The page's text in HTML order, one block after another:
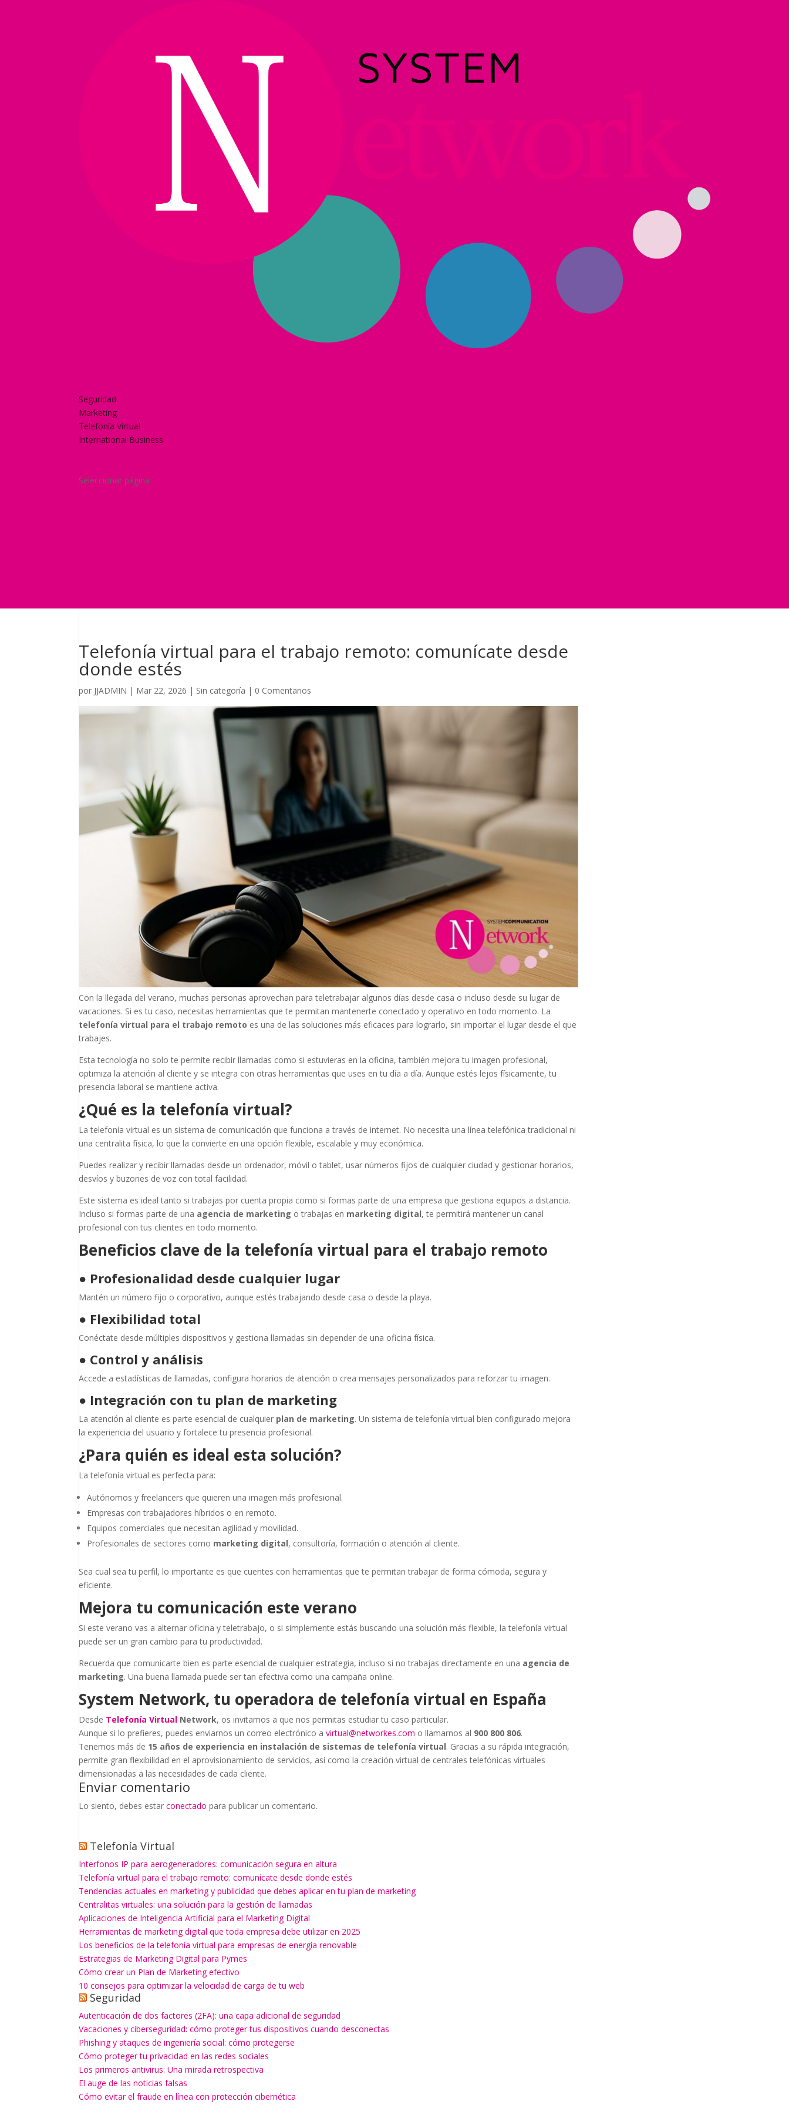
Seguridad
Marketing
Telefonía Virtual
International Business
Seleccionar página
Telefonía virtual para el trabajo remoto: comunícate desde
donde estés
por JJADMIN | Mar 22, 2026 | Sin categoría | 0 Comentarios
Con la llegada del verano, muchas personas aprovechan para teletrabajar algunos días desde casa o incluso desde su lugar de
vacaciones. Si es tu caso, necesitas herramientas que te permitan mantenerte conectado y operativo en todo momento. La
telefonía virtual para el trabajo remoto es una de las soluciones más eficaces para lograrlo, sin importar el lugar desde el que
trabajes.
Esta tecnología no solo te permite recibir llamadas como si estuvieras en la oficina, también mejora tu imagen profesional,
optimiza la atención al cliente y se integra con otras herramientas que uses en tu día a día. Aunque estés lejos físicamente, tu
presencia laboral se mantiene activa.
¿Qué es la telefonía virtual?
La telefonía virtual es un sistema de comunicación que funciona a través de internet. No necesita una línea telefónica tradicional ni
una centralita física, lo que la convierte en una opción flexible, escalable y muy económica.
Puedes realizar y recibir llamadas desde un ordenador, móvil o tablet, usar números fijos de cualquier ciudad y gestionar horarios,
desvíos y buzones de voz con total facilidad.
Este sistema es ideal tanto si trabajas por cuenta propia como si formas parte de una empresa que gestiona equipos a distancia.
Incluso si formas parte de una agencia de marketing o trabajas en marketing digital, te permitirá mantener un canal
profesional con tus clientes en todo momento.
Beneficios clave de la telefonía virtual para el trabajo remoto
● Profesionalidad desde cualquier lugar
Mantén un número fijo o corporativo, aunque estés trabajando desde casa o desde la playa.
● Flexibilidad total
Conéctate desde múltiples dispositivos y gestiona llamadas sin depender de una oficina física.
● Control y análisis
Accede a estadísticas de llamadas, configura horarios de atención o crea mensajes personalizados para reforzar tu imagen.
● Integración con tu plan de marketing
La atención al cliente es parte esencial de cualquier plan de marketing. Un sistema de telefonía virtual bien configurado mejora
la experiencia del usuario y fortalece tu presencia profesional.
¿Para quién es ideal esta solución?
La telefonía virtual es perfecta para:
Autónomos y freelancers que quieren una imagen más profesional.
Empresas con trabajadores híbridos o en remoto.
Equipos comerciales que necesitan agilidad y movilidad.
Profesionales de sectores como marketing digital, consultoría, formación o atención al cliente.
Sea cual sea tu perfil, lo importante es que cuentes con herramientas que te permitan trabajar de forma cómoda, segura y
eficiente.
Mejora tu comunicación este verano
Si este verano vas a alternar oficina y teletrabajo, o si simplemente estás buscando una solución más flexible, la telefonía virtual
puede ser un gran cambio para tu productividad.
Recuerda que comunicarte bien es parte esencial de cualquier estrategia, incluso si no trabajas directamente en una agencia de
marketing. Una buena llamada puede ser tan efectiva como una campaña online.
System Network, tu operadora de telefonía virtual en España
Desde Telefonía Virtual Network, os invitamos a que nos permitas estudiar tu caso particular.
Aunque si lo prefieres, puedes enviarnos un correo electrónico avirtual@networkes.com o llamarnos al 900 800 806.
Tenemos más de 15 años de experiencia en instalación de sistemas de telefonía virtual. Gracias a su rápida integración,
permite gran flexibilidad en el aprovisionamiento de servicios, así como la creación virtual de centrales telefónicas virtuales
dimensionadas a las necesidades de cada cliente.
Enviar comentario
Lo siento, debes estarconectado para publicar un comentario.
Telefonía Virtual
Interfonos IP para aerogeneradores: comunicación segura en altura
Telefonía virtual para el trabajo remoto: comunícate desde donde estés
Tendencias actuales en marketing y publicidad que debes aplicar en tu plan de marketing
Centralitas virtuales: una solución para la gestión de llamadas
Aplicaciones de Inteligencia Artificial para el Marketing Digital
Herramientas de marketing digital que toda empresa debe utilizar en 2025
Los beneficios de la telefonía virtual para empresas de energía renovable
Estrategias de Marketing Digital para Pymes
Cómo crear un Plan de Marketing efectivo
10 consejos para optimizar la velocidad de carga de tu web
Seguridad
Autenticación de dos factores (2FA): una capa adicional de seguridad
Vacaciones y ciberseguridad: cómo proteger tus dispositivos cuando desconectas
Phishing y ataques de ingeniería social: cómo protegerse
Cómo proteger tu privacidad en las redes sociales
Los primeros antivirus: Una mirada retrospectiva
El auge de las noticias falsas
Cómo evitar el fraude en línea con protección cibernética